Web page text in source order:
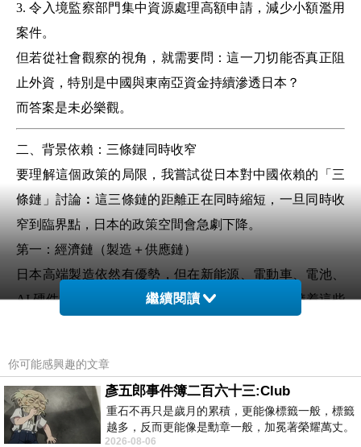
3. 令入境監察部門集中資源處理高額申請，減少小額濫用
案件。
但若從社會觀察的視角，就需要問：這一刀切能否真正阻
止外資，特別是中國與東南亞資金持續滲透日本？
而答案是未必樂觀。
二、背景依賴：三條鏈同時收窄
要理解這個政策的局限，我嘗試從日本對中國依賴的「三
條鏈」討論︰這三條鏈的距離正在同時縮短，一旦同時收
窄到臨界點，日本的政策空間會急劇下降。
第一：經濟鏈（製造＋供應鏈）
日本高端製造依然有優勢，但在新能源、電動車、電池、
AI 硬件等新產業，中國的出口份額正穩步上升。隨着這些
如果趨勢不變，預計在 2028 – 2030 年之間，中國在這些領
域的日本進口佔比可能超過 40%，屆時任何想「脫鉤」的
政策都會付出極高成本。
繼續閱讀
你可能感興趣的文章
彥五郎事件簿二百六十三:Club
重石不再只是歲月的累積，更能像標籤一般，標籤
越多，反而更能像是勳章一般，加冕著榮耀萬丈。
習慣一如縱容，成了再難輕輕放下的罪證
2026-08-06